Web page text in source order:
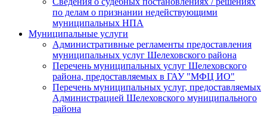
по делам о признании недействующими
муниципальных НПА
Муниципальные услуги
Административные регламенты предоставления
муниципальных услуг Шелеховского района
Перечень муниципальных услуг Шелеховского
района, предоставляемых в ГАУ "МФЦ ИО"
Перечень муниципальных услуг, предоставляемых
Администрацией Шелеховского муниципального
района